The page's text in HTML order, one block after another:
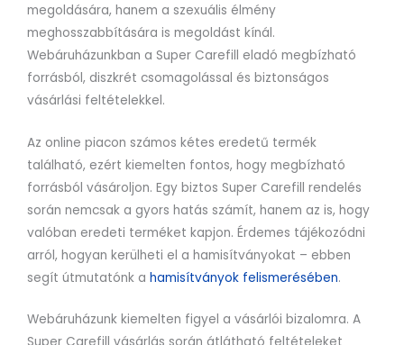
megoldására, hanem a szexuális élmény
meghosszabbítására is megoldást kínál.
Webáruházunkban a Super Carefill eladó megbízható
forrásból, diszkrét csomagolással és biztonságos
vásárlási feltételekkel.
Az online piacon számos kétes eredetű termék
található, ezért kiemelten fontos, hogy megbízható
forrásból vásároljon. Egy biztos Super Carefill rendelés
során nemcsak a gyors hatás számít, hanem az is, hogy
valóban eredeti terméket kapjon. Érdemes tájékozódni
arról, hogyan kerülheti el a hamisítványokat – ebben
segít útmutatónk a hamisítványok felismerésében.
Webáruházunk kiemelten figyel a vásárlói bizalomra. A